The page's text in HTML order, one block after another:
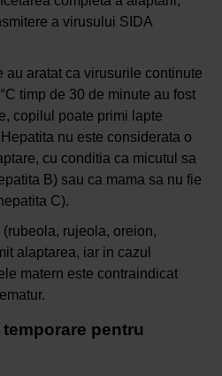
a virusului SIDA
au aratat ca virusurile continute
timp de 30 de minute au fost
copilul poate primi lapte
nu este considerata o
cu conditia ca micutul sa
B) sau ca mama sa nu fie
C).
rujeola, oreion,
alaptarea, iar in cazul
matern este contraindicat
pentru